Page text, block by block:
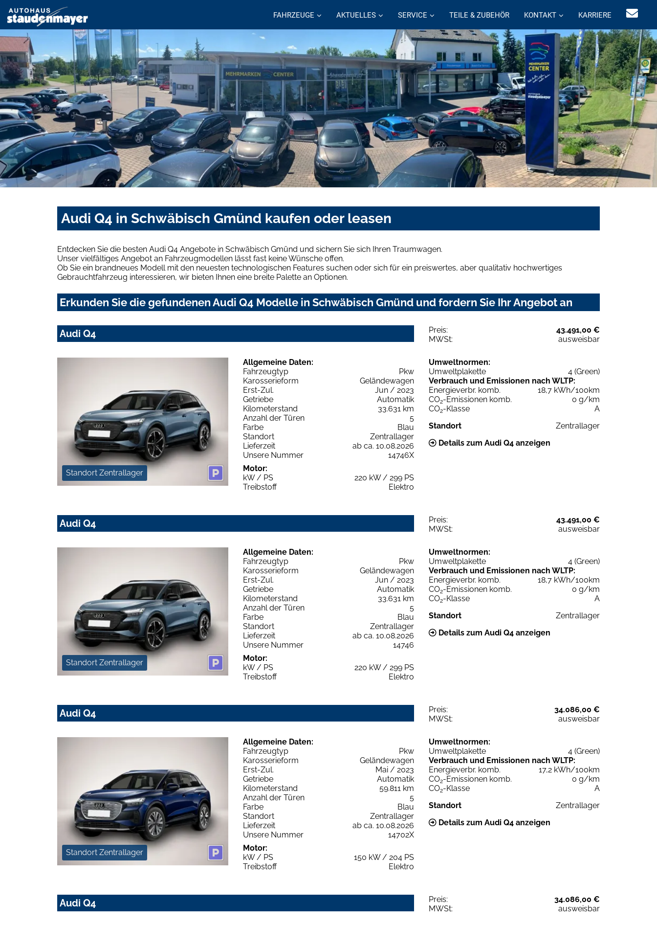
FAHRZEUGE AKTUELLES SERVICE TEILE & ZUBEHÖR KONTAKT KARRIERE
Audi Q4 in Schwäbisch Gmünd kaufen oder leasen
Entdecken Sie die besten Audi Q4 Angebote in Schwäbisch Gmünd und sichern Sie sich Ihren Traumwagen.
Unser vielfältiges Angebot an Fahrzeugmodellen lässt fast keine Wünsche offen.
Ob Sie ein brandneues Modell mit den neuesten technologischen Features suchen oder sich für ein preiswertes, aber qualitativ hochwertiges
Gebrauchtfahrzeug interessieren, wir bieten Ihnen eine breite Palette an Optionen.
Erkunden Sie die gefundenen Audi Q4 Modelle in Schwäbisch Gmünd und fordern Sie Ihr Angebot an
Audi Q4 Preis:
43.491,00 €
MWSt:
ausweisbar
Standort Zentrallager
Allgemeine Daten:
Fahrzeugtyp
Pkw
Karosserieform
Geländewagen
Erst-Zul.
Jun / 2023
Getriebe
Automatik
Kilometerstand
33.631 km
Anzahl der Türen
5
Farbe
Blau
Standort
Zentrallager
Lieferzeit
ab ca. 10.08.2026
Unsere Nummer
14746X
Motor:
kW / PS
220 kW / 299 PS
Treibstoff
Elektro
Umweltnormen:
Umweltplakette
4 (Green)
Verbrauch und Emissionen nach WLTP:
Energieverbr. komb.
18,7 kWh/100km
CO2-Emissionen komb.
0 g/km
CO2-Klasse
A
Standort
Zentrallager
Details zum Audi Q4 anzeigen
Audi Q4 Preis:
43.491,00 €
MWSt:
ausweisbar
Standort Zentrallager
Allgemeine Daten:
Fahrzeugtyp
Pkw
Karosserieform
Geländewagen
Erst-Zul.
Jun / 2023
Getriebe
Automatik
Kilometerstand
33.631 km
Anzahl der Türen
5
Farbe
Blau
Standort
Zentrallager
Lieferzeit
ab ca. 10.08.2026
Unsere Nummer
14746
Motor:
kW / PS
220 kW / 299 PS
Treibstoff
Elektro
Umweltnormen:
Umweltplakette
4 (Green)
Verbrauch und Emissionen nach WLTP:
Energieverbr. komb.
18,7 kWh/100km
CO2-Emissionen komb.
0 g/km
CO2-Klasse
A
Standort
Zentrallager
Details zum Audi Q4 anzeigen
Audi Q4 Preis:
34.086,00 €
MWSt:
ausweisbar
Standort Zentrallager
Allgemeine Daten:
Fahrzeugtyp
Pkw
Karosserieform
Geländewagen
Erst-Zul.
Mai / 2023
Getriebe
Automatik
Kilometerstand
59.811 km
Anzahl der Türen
5
Farbe
Blau
Standort
Zentrallager
Lieferzeit
ab ca. 10.08.2026
Unsere Nummer
14702X
Motor:
kW / PS
150 kW / 204 PS
Treibstoff
Elektro
Umweltnormen:
Umweltplakette
4 (Green)
Verbrauch und Emissionen nach WLTP:
Energieverbr. komb.
17,2 kWh/100km
CO2-Emissionen komb.
0 g/km
CO2-Klasse
A
Standort
Zentrallager
Details zum Audi Q4 anzeigen
Audi Q4 Preis:
34.086,00 €
MWSt:
ausweisbar